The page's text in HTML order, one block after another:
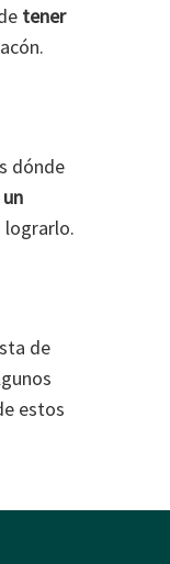
tener
dónde
lograrlo.
de
estos